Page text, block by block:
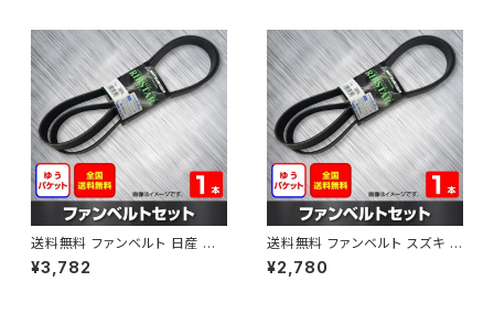
送料無料 ファンベルト 日産 キ
ューブ 型式Z12 H20.11～H24.
10 （国内トップメーカー） 1本 H
¥3,782
送料無料 ファンベルト スズキ ワ
ゴンR 型式MH34S H24.09～
H29.02 （国内トップメーカー）
¥2,780